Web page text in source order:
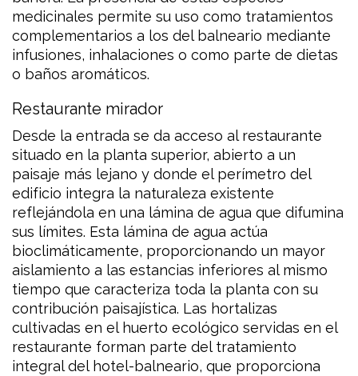
medicinales permite su uso como tratamientos
complementarios a los del balneario mediante
infusiones, inhalaciones o como parte de dietas
o baños aromáticos.
Restaurante mirador
Desde la entrada se da acceso al restaurante
situado en la planta superior, abierto a un
paisaje más lejano y donde el perímetro del
edificio integra la naturaleza existente
reflejándola en una lámina de agua que difumina
sus límites. Esta lámina de agua actúa
bioclimáticamente, proporcionando un mayor
aislamiento a las estancias inferiores al mismo
tiempo que caracteriza toda la planta con su
contribución paisajística. Las hortalizas
cultivadas en el huerto ecológico servidas en el
restaurante forman parte del tratamiento
integral del hotel-balneario, que proporciona